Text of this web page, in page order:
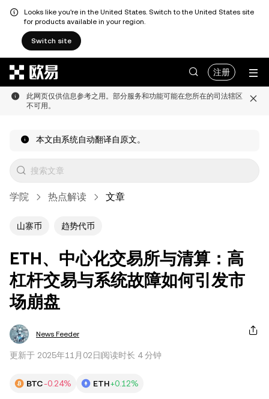
Looks like you're in the United States. Switch to the United States site
for products available in your region.
Switch site
注册
此网页仅供信息参考之用。部分服务和功能可能在您所在的司法辖区
不可用。
本文由系统自动翻译自原文。
学院 热点解读 文章
山寨币 趋势代币
ETH、中心化交易所与清算：高
杠杆交易与系统故障如何引发市
场崩盘
News Feeder
更新于 2025年11月02日 阅读时长 4 分钟
BTC-0.24% ETH+0.12%